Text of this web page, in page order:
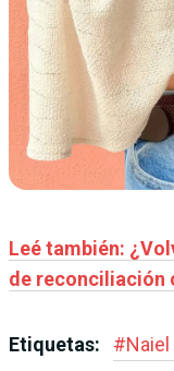
Leé también:
de reconciliación
Etiquetas: #Naiel